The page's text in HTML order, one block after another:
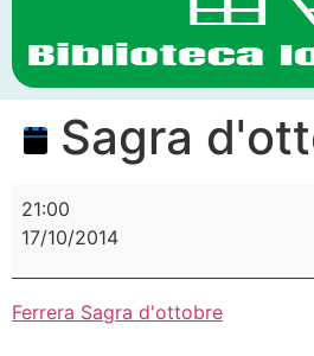
Sagra
21:00
17/10/2014
Ferrera Sagra d'ottobre